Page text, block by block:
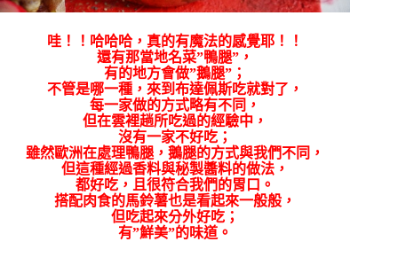
哇！！哈哈哈，真的有魔法的感覺耶！！
還有那當地名菜”鴨腿”，
有的地方會做”鵝腿”；
不管是哪一種，來到布達佩斯吃就對了，
每一家做的方式略有不同，
但在雲裡趟所吃過的經驗中，
沒有一家不好吃；
雖然歐洲在處理鴨腿，鵝腿的方式與我們不同，
但這種經過香料與秘製醬料的做法，
都好吃，且很符合我們的胃口。
搭配肉食的馬鈴薯也是看起來一般般，
但吃起來分外好吃；
有”鮮美”的味道。